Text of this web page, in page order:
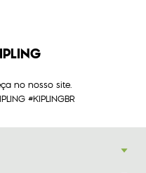
no nosso site.
#KIPLINGBR